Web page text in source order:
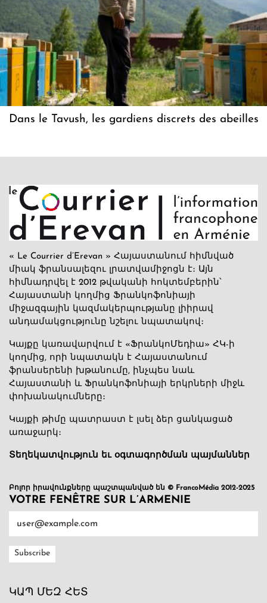
Dans le Tavush, les gardiens discrets des abeilles
« Le Courrier d’Erevan » Հայաստանում հիմնված
միակ ֆրանսալեզու լրատվամիջոցն է։ Այն
հիմնադրվել է 2012 թվականի հոկտեմբերին՝
Հայաստանի կողմից Ֆրանկոֆոնիայի
միջազգային կազմակերպությանը լիիրավ
անդամակցությունը նշելու նպատակով։
Կայքը կառավարվում է «ՖրանկոՄեդիա» ՀԿ-ի
կողմից, որի նպատակն է Հայաստանում
ֆրանսերենի խթանումը, ինչպես նաև
Հայաստանի և Ֆրանկոֆոնիայի երկրների միջև
փոխանակումները։
Կայքի թիմը պատրաստ է լսել ձեր ցանկացած
առաջարկ։
Տեղեկատվություն եւ օգտագործման պայմաններ
Բոլոր իրավունքները պաշտպանված են © FrancoMédia 2012-2025
VOTRE FENÊTRE SUR L’ARMENIE
ԿԱՊ ՄԵԶ ՀԵՏ